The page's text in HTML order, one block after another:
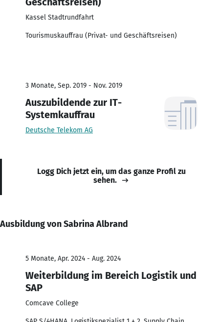
Kassel Stadtrundfahrt
Tourismuskauffrau (Privat- und Geschäftsreisen)
3 Monate, Sep. 2019 - Nov. 2019
Auszubildende zur IT-
Systemkauffrau
Deutsche Telekom AG
Logg Dich jetzt ein, um das ganze Profil zu
sehen.
Ausbildung von Sabrina Albrand
5 Monate, Apr. 2024 - Aug. 2024
Weiterbildung im Bereich Logistik und
SAP
Comcave College